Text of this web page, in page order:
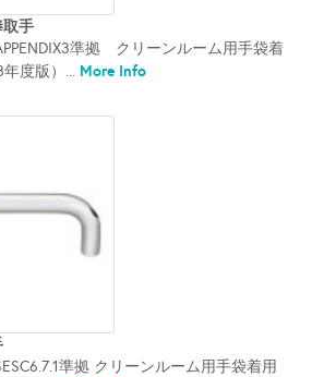
手
準拠 クリーンルーム用手袋着
度版）... More Info
準拠 クリーンルーム用手袋着用